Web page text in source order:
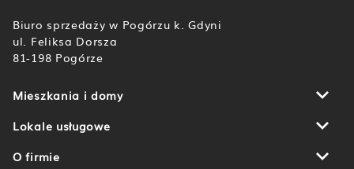
Biuro sprzedaży w Pogórzu k. Gdyni
ul. Feliksa Dorsza
81-198 Pogórze
Mieszkania i domy
Aleja Wiśniowa Pogórze
Lokale usługowe
O firmie